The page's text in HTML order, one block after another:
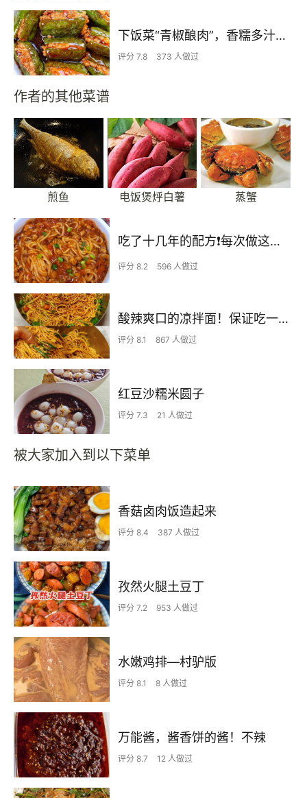
下饭菜“青椒酿肉”，香糯多汁鲜嫩下饭
评分 7.8 373 人做过
作者的其他菜谱
煎鱼 电饭煲烀白薯 蒸蟹
吃了十几年的配方❗️每次做这至少吃2碗
评分 8.2 596 人做过
酸辣爽口的凉拌面！保证吃一次就上瘾
评分 8.1 867 人做过
红豆沙糯米圆子
评分 7.3 21 人做过
被大家加入到以下菜单
香菇卤肉饭造起来
评分 8.4 387 人做过
孜然火腿土豆丁
评分 7.2 953 人做过
水嫩鸡排—村驴版
评分 8.1 8 人做过
万能酱，酱香饼的酱！不辣
评分 8.7 12 人做过